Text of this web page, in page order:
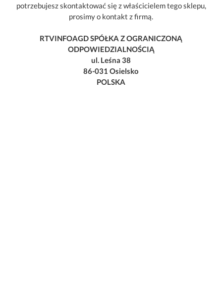
potrzebujesz skontaktować się z właścicielem tego sklepu,
prosimy o kontakt z firmą.
RTVINFOAGD SPÓŁKA Z OGRANICZONĄ
ODPOWIEDZIALNOŚCIĄ
ul. Leśna 38
86-031 Osielsko
POLSKA